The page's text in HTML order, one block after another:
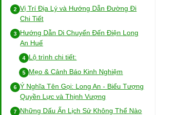
Vị Trí Địa Lý và Hướng Dẫn Đường Đi
Chi Tiết
Hướng Dẫn Di Chuyển Đến Điện Long
An Huế
Lộ trình chi tiết:
Mẹo & Cảnh Báo Kinh Nghiệm
Ý Nghĩa Tên Gọi: Long An - Biểu Tượng
Quyền Lực và Thịnh Vượng
Những Dấu Ấn Lịch Sử Không Thể Nào